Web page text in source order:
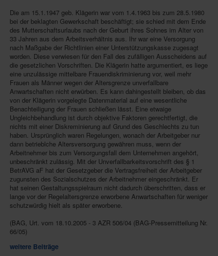
Die am 15.1.1947 geb. Klägerin war vom 1.4.1963 bis zum 28.5.1980
bei der beklagten Gewerkschaft beschäftigt; sie schied mit dem Ende
des Mutterschaftsurlaubs nach der Geburt ihres Sohnes im Alter von
33 Jahren aus dem Arbeitsverhältnis aus. Ihr war eine Versorgung
nach Maßgabe der Richtlinien einer Unterstützungskasse zugesagt
worden. Diese verwiesen für den Fall des zufälligen Ausscheidens auf
die gesetzlichen Vorschriften. Die Klägerin hatte argumentiert, es liege
eine unzulässige mittelbare Frauendiskriminierung vor, weil mehr
Frauen als Männer wegen der Altersgrenze unverfallbare
Anwartschaften nicht erwürben. Es kann dahingestellt bleiben, ob das
von der Klägerin vorgelegte Datenmaterial auf eine wesentliche
Benachteiligung der Frauen schließen lässt. Eine etwaige
Ungleichbehandlung ist durch objektive Faktoren gerechtfertigt, die
nichts mit einer Diskreminierung auf Grund des Geschlechts zu tun
haben. Ursprünglich waren Regelungen, wonach der Arbeitgeber nur
dann betrieblche Altersversorgung gewähren muss, wenn der
Arbeitnehmer bis zum Versorgungsfall dem Unternehmen angehört,
unbeschränkt zulässig. Mit der Unverfallbarkeitsvorschrift des § 1
BetrAVG aF hat der Gesetzgeber die Vertragsfreiheit der Arbeitgeber
zugunsten des Sozialschutzes der Arbeitnehmer eingeschränkt. Er
hat seinen Gestaltungsspielraum nicht dadurch überschritten, dass er
lange vor der Regelaltersgrenze erworbene Anwartschaften für weniger
schutzwürdig hielt als später erworbene.
(BAG, Urt. vom 18.10.2005 - 3 AZR 506/04 (BAG-Pressemitteilung Nr.
66/05)
weitere Beiträge